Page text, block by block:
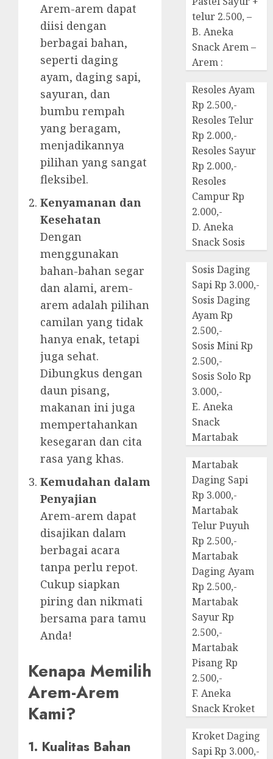
Arem-arem dapat
diisi dengan
berbagai bahan,
seperti daging
ayam, daging sapi,
sayuran, dan
bumbu rempah
yang beragam,
menjadikannya
pilihan yang sangat
fleksibel.
Kenyamanan dan
Kesehatan
Dengan
menggunakan
bahan-bahan segar
dan alami, arem-
arem adalah pilihan
camilan yang tidak
hanya enak, tetapi
juga sehat.
Dibungkus dengan
daun pisang,
makanan ini juga
mempertahankan
kesegaran dan cita
rasa yang khas.
Kemudahan dalam
Penyajian
Arem-arem dapat
disajikan dalam
berbagai acara
tanpa perlu repot.
Cukup siapkan
piring dan nikmati
bersama para tamu
Anda!
Kenapa Memilih
Arem-Arem
Kami?
1. Kualitas Bahan
telur 2.500, –
B. Aneka
Snack Arem –
Arem :
Resoles Ayam
Rp 2.500,-
Resoles Telur
Rp 2.000,-
Resoles Sayur
Rp 2.000,-
Resoles
Campur Rp
2.000,-
D. Aneka
Snack Sosis
Sosis Daging
Sapi Rp 3.000,-
Sosis Daging
Ayam Rp
2.500,-
Sosis Mini Rp
2.500,-
Sosis Solo Rp
3.000,-
E. Aneka
Snack
Martabak
Martabak
Daging Sapi
Rp 3.000,-
Martabak
Telur Puyuh
Rp 2.500,-
Martabak
Daging Ayam
Rp 2.500,-
Martabak
Sayur Rp
2.500,-
Martabak
Pisang Rp
2.500,-
F. Aneka
Snack Kroket
Kroket Daging
Sapi Rp 3.000,-